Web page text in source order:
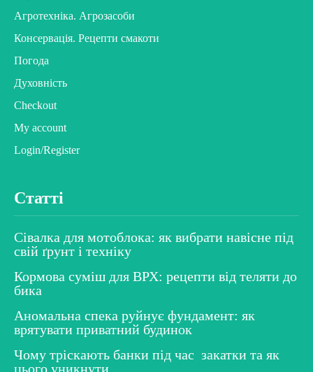
Агротехніка. Агрозасоби
Консервація. Рецепти смакоти
Погода
Духовність
Checkout
My account
Login/Register
Статті
Сівалка для мотоблока: як вибрати навісне під
свій ґрунт і техніку
Кормова суміш для ВРХ: рецепти від теляти до
бика
Аномальна спека руйнує фундамент: як
врятувати приватний будинок
Чому тріскають банки під час закатки та як
цього уникнути